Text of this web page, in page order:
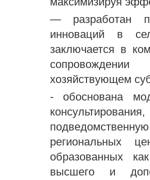
— разработан
инноваций в
заключается в
хозяйствующем
- обоснована
региональных
образованных
высшего и